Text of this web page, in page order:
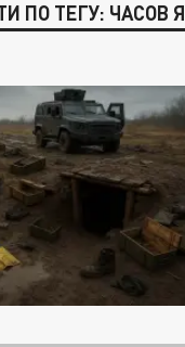
ПО ТЕГУ: ЧАСОВ